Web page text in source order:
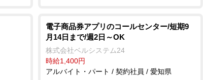
電子商品券アプリのコールセンター/短期9
月14日まで/週2日～OK
株式会社ベルシステム24
時給1,400円
アルバイト・パート / 契約社員 / 愛知県